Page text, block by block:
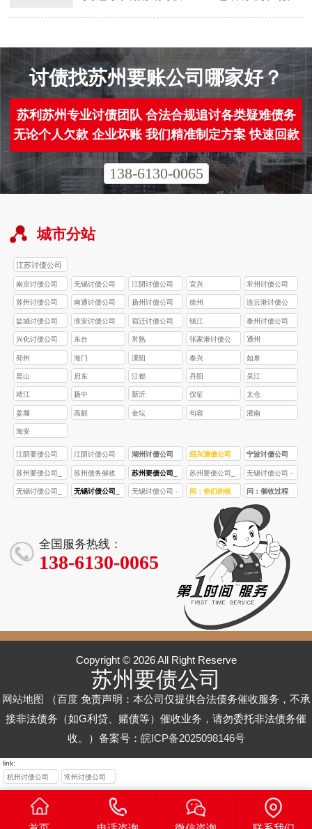
“找不到人” 陷入追讨僵局。此时，专业的
南京…
讨债找苏州要账公司哪家好？
苏利苏州专业讨债团队 合法合规追讨各类疑难债务
无论个人欠款 企业坏账 我们精准制定方案 快速回款
138-6130-0065
城市分站
江苏讨债公司
南京讨债公司 无锡讨债公司 江阴讨债公司 宜兴 常州讨债公司
苏州讨债公司 南通讨债公司 扬州讨债公司 徐州
连云港讨债公
司
盐城讨债公司 淮安讨债公司 宿迁讨债公司 镇江 泰州讨债公司
兴化讨债公司 东台 常熟
张家港讨债公
司
通州
邳州 海门 溧阳 泰兴 如皋
昆山 启东 江都 丹阳 吴江
靖江 扬中 新沂 仪征 太仓
姜堰 高邮 金坛 句容 灌南
海安
江阴要债公司 江阴讨债公司 湖州讨债公司 绍兴清债公司 宁波讨债公司
苏州要债公司_
合法讨债 / 债务
苏州债务催收
公司 - 合法商账
费」
苏州要债公司_
合法催收 10 年
苏州要债公司_
合法催收 10 年
务回款率 82%
【本地正规】
无锡讨债公司 -
合法高效债务
地专业要债团
队「成功率
高」
无锡讨债公司_
方案
无锡讨债公司_
效回款】
无锡讨债公司 -
问：你们的收
费标准为什么
比其他公司高 /
问：催收过程
中，我需要配
合做什么？
全国服务热线：
138-6130-0065
Copyright © 2026 All Right Reserve
苏州要债公司
网站地图 （百度免责声明：本公司仅提供合法债务催收服务，不承
接非法债务（如G利贷、赌债等）催收业务，请勿委托非法债务催
收。）备案号： 皖ICP备2025098146号
link:
杭州讨债公司
常州讨债公司